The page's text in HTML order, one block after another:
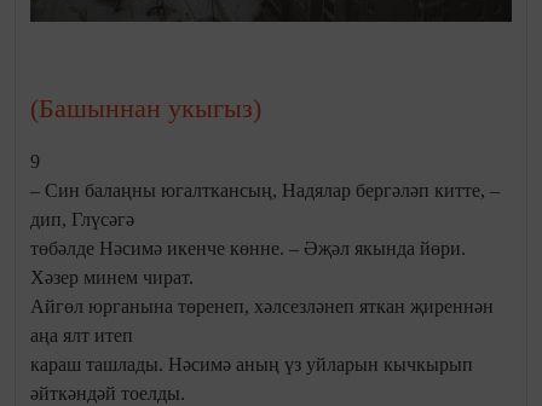
(Башыннан укыгыз)
9
– Син балаңны югалткансың, Надялар бергәләп китте, –
дип, Глүсәгә
төбәлде Нәсимә икенче көнне. – Әҗәл якында йөри.
Хәзер минем чират.
Айгөл юрганына төренеп, хәлсезләнеп яткан җиреннән
аңа ялт итеп
караш ташлады. Нәсимә аның үз уйларын кычкырып
әйткәндәй тоелды.